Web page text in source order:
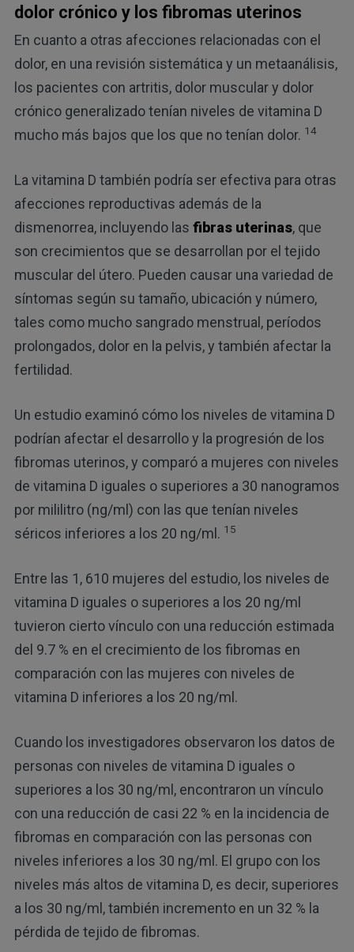
dolor crónico y los fibromas uterinos
En cuanto a otras afecciones relacionadas con el
dolor, en una revisión sistemática y un metaanálisis,
los pacientes con artritis, dolor muscular y dolor
crónico generalizado tenían niveles de vitamina D
mucho más bajos que los que no tenían dolor. 14
La vitamina D también podría ser efectiva para otras
afecciones reproductivas además de la
dismenorrea, incluyendo las fibras uterinas, que
son crecimientos que se desarrollan por el tejido
muscular del útero. Pueden causar una variedad de
síntomas según su tamaño, ubicación y número,
tales como mucho sangrado menstrual, períodos
prolongados, dolor en la pelvis, y también afectar la
fertilidad.
Un estudio examinó cómo los niveles de vitamina D
podrían afectar el desarrollo y la progresión de los
fibromas uterinos, y comparó a mujeres con niveles
de vitamina D iguales o superiores a 30 nanogramos
por mililitro (ng/ml) con las que tenían niveles
séricos inferiores a los 20 ng/ml. 15
Entre las 1, 610 mujeres del estudio, los niveles de
vitamina D iguales o superiores a los 20 ng/ml
tuvieron cierto vínculo con una reducción estimada
del 9.7 % en el crecimiento de los fibromas en
comparación con las mujeres con niveles de
vitamina D inferiores a los 20 ng/ml.
Cuando los investigadores observaron los datos de
personas con niveles de vitamina D iguales o
superiores a los 30 ng/ml, encontraron un vínculo
con una reducción de casi 22 % en la incidencia de
fibromas en comparación con las personas con
niveles inferiores a los 30 ng/ml. El grupo con los
niveles más altos de vitamina D, es decir, superiores
a los 30 ng/ml, también incremento en un 32 % la
pérdida de tejido de fibromas.